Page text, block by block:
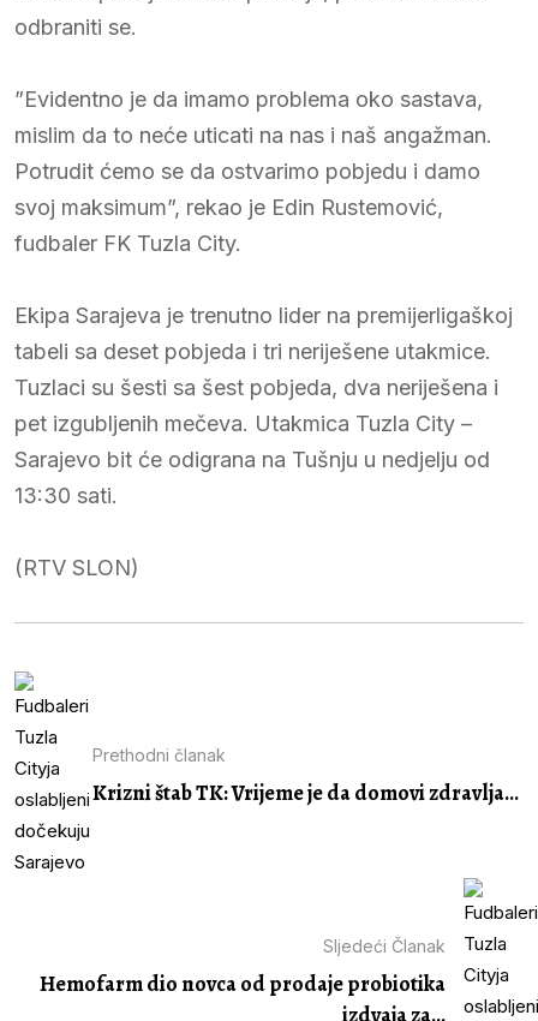
odbraniti se.
”Evidentno je da imamo problema oko sastava,
mislim da to neće uticati na nas i naš angažman.
Potrudit ćemo se da ostvarimo pobjedu i damo
svoj maksimum”, rekao je Edin Rustemović,
fudbaler FK Tuzla City.
Ekipa Sarajeva je trenutno lider na premijerligaškoj
tabeli sa deset pobjeda i tri neriješene utakmice.
Tuzlaci su šesti sa šest pobjeda, dva neriješena i
pet izgubljenih mečeva. Utakmica Tuzla City –
Sarajevo bit će odigrana na Tušnju u nedjelju od
13:30 sati.
(RTV SLON)
Prethodni članak
Krizni štab TK: Vrijeme je da domovi zdravlja...
Sljedeći Članak
Hemofarm dio novca od prodaje probiotika